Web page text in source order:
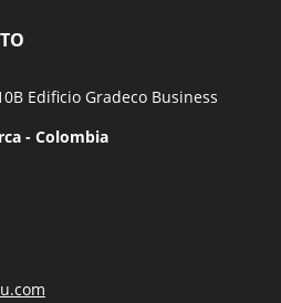
Edificio Gradeco Business
- Colombia